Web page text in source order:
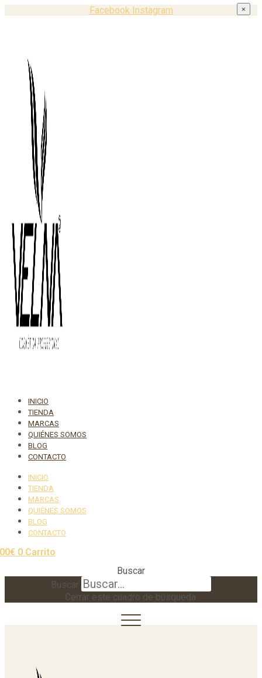
Facebook Instagram
INICIO
TIENDA
MARCAS
QUIÉNES SOMOS
BLOG
CONTACTO
INICIO
TIENDA
MARCAS
QUIÉNES SOMOS
BLOG
CONTACTO
€ 0 Carrito
Buscar
Buscar
Cerrar este cuadro de búsqueda.
×